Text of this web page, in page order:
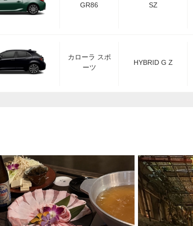
GR86 SZ
カローラ スポ
ーツ
HYBRID G Z